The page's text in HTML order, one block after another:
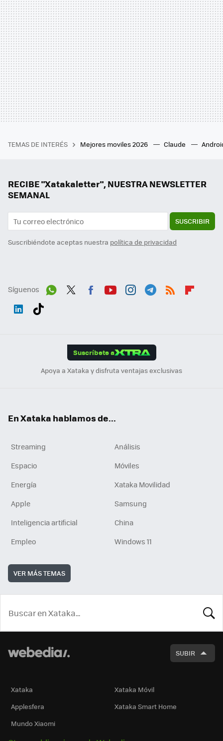
TEMAS DE INTERÉS Mejores moviles 2026 Claude
RECIBE "Xatakaletter", NUESTRA NEWSLETTER
SEMANAL
SUSCRIBIR
Suscribiéndote aceptas nuestra política de privacidad
Síguenos
Suscríbete a
Apoya a Xataka y disfruta ventajas exclusivas
En Xataka hablamos de...
Streaming
Análisis
Espacio
Móviles
Energía
Xataka Movilidad
Apple
Samsung
Inteligencia artificial
China
Empleo
Windows 11
VER MÁS TEMAS
SUBIR
Xataka
Xataka Móvil
Applesfera
Xataka Smart Home
Mundo Xiaomi